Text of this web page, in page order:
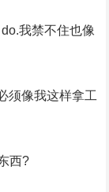
我禁不住也像
须像我这样拿工
西?